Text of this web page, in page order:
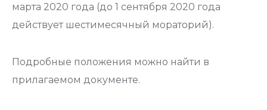
марта 2020 года (до 1 сентября 2020 года
действует шестимесячный мораторий).
Подробные положения можно найти в
прилагаемом документе.